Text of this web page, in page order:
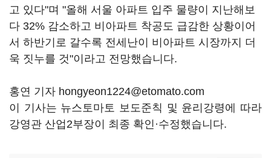
고 있다"며 "올해 서울 아파트 입주 물량이 지난해보
다 32% 감소하고 비아파트 착공도 급감한 상황이어
서 하반기로 갈수록 전세난이 비아파트 시장까지 더
욱 짓누를 것"이라고 전망했습니다.
홍연 기자 hongyeon1224@etomato.com
이 기사는 뉴스토마토 보도준칙 및 윤리강령에 따라
강영관 산업2부장이 최종 확인·수정했습니다.